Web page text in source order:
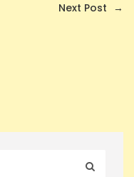
Next Post →